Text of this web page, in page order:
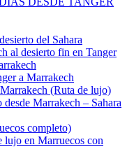
del Sahara
al desierto fin en Tanger
a Marrakech
(Ruta de lujo)
Marrakech – Sahara
completo)
lujo en Marruecos con